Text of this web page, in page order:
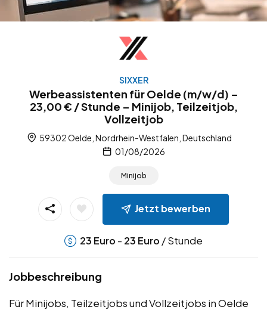
SIXXER
Werbeassistenten für Oelde (m/w/d) –
23,00 € / Stunde – Minijob, Teilzeitjob,
Vollzeitjob
59302 Oelde, Nordrhein-Westfalen, Deutschland
01/08/2026
Minijob
Jetzt bewerben
23 Euro - 23 Euro / Stunde
Jobbeschreibung
Für Minijobs, Teilzeitjobs und Vollzeitjobs in Oelde